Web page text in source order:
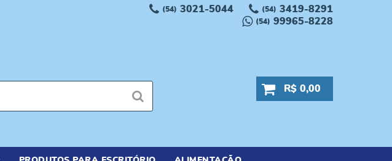
(54) 3021-5044 (54) 3419-8291
(54) 99965-8228
R$ 0,00